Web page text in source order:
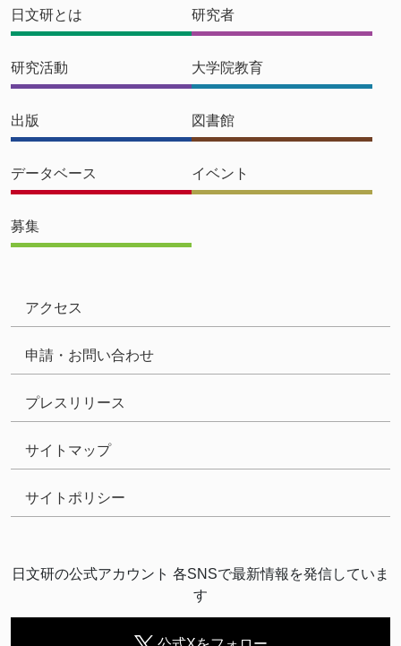
日文研とは 研究者
研究活動 大学院教育
出版 図書館
データベース イベント
募集
アクセス
申請・お問い合わせ
プレスリリース
サイトマップ
サイトポリシー
日文研の公式アカウント 各SNSで最新情報を発信していま
す